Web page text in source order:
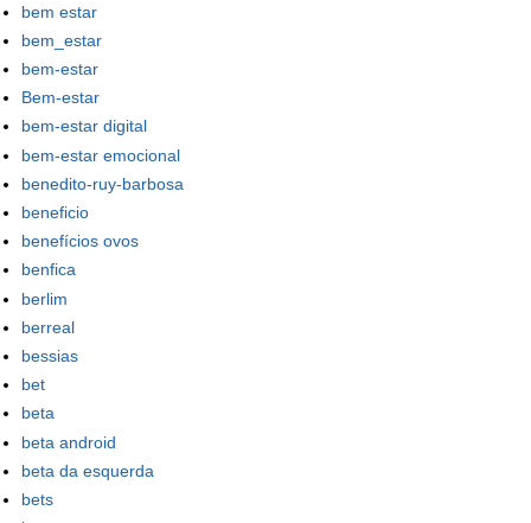
bem estar
bem_estar
bem-estar
Bem-estar
bem-estar digital
bem-estar emocional
benedito-ruy-barbosa
beneficio
benefícios ovos
benfica
berlim
berreal
bessias
bet
beta
beta android
beta da esquerda
bets